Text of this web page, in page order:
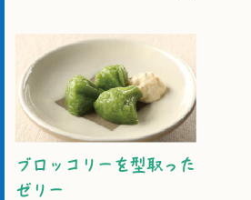
ブロッコリーを型取った
ゼリー